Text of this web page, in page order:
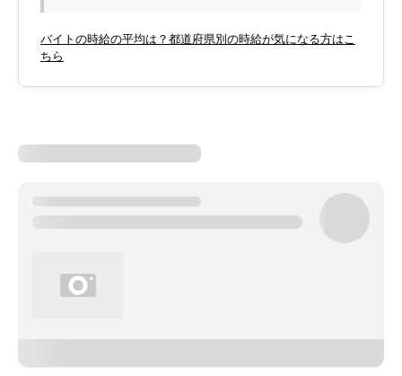
バイトの時給の平均は？都道府県別の時給が気になる方はこ
ちら